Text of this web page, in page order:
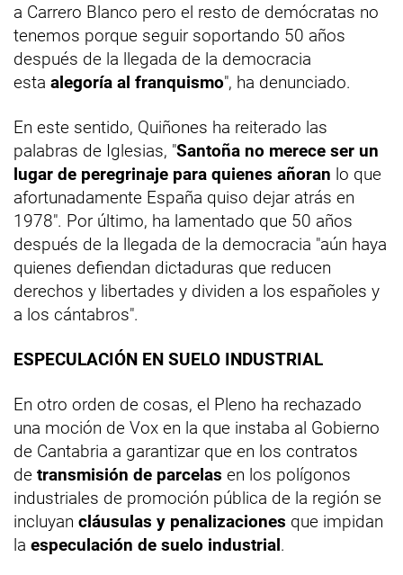
a Carrero Blanco pero el resto de demócratas no
tenemos porque seguir soportando 50 años
después de la llegada de la democracia
esta alegoría al franquismo", ha denunciado.
En este sentido, Quiñones ha reiterado las
palabras de Iglesias, "Santoña no merece ser un
lugar de peregrinaje para quienes añoran lo que
afortunadamente España quiso dejar atrás en
1978". Por último, ha lamentado que 50 años
después de la llegada de la democracia "aún haya
quienes defiendan dictaduras que reducen
derechos y libertades y dividen a los españoles y
a los cántabros".
ESPECULACIÓN EN SUELO INDUSTRIAL
En otro orden de cosas, el Pleno ha rechazado
una moción de Vox en la que instaba al Gobierno
de Cantabria a garantizar que en los contratos
de transmisión de parcelas en los polígonos
industriales de promoción pública de la región se
incluyan cláusulas y penalizaciones que impidan
la especulación de suelo industrial.